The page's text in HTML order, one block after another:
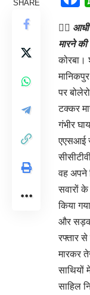
SHARE
👉🏻
मारने की
कोरबा।
पर
टक्कर
गंभीर
एएसआई
वह अपने
सवारों के
किया
और सड़क
रफ्तार
मारकर
साथियों
साहिल